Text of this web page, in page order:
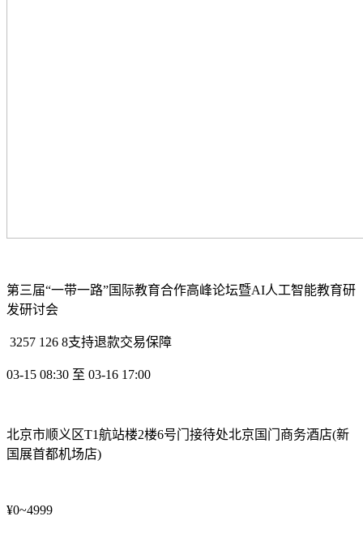
第三届“一带一路”国际教育合作高峰论坛暨AI人工智能教育研
发研讨会
3257 126 8支持退款交易保障
03-15 08:30 至 03-16 17:00
北京市顺义区T1航站楼2楼6号门接待处北京国门商务酒店(新
国展首都机场店)
¥0~4999